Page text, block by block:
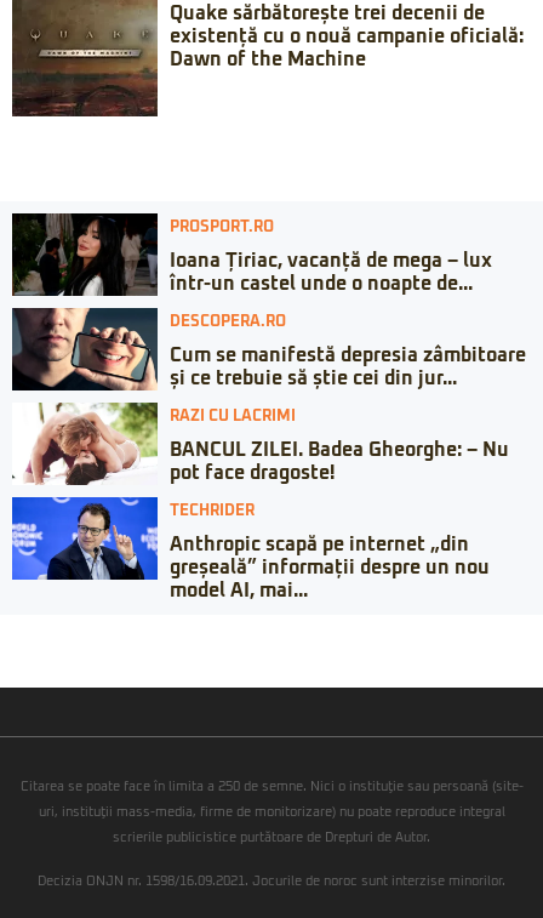
Quake sărbătorește trei decenii de
existență cu o nouă campanie oficială:
Dawn of the Machine
PROSPORT.RO
Ioana Țiriac, vacanță de mega – lux
într-un castel unde o noapte de...
DESCOPERA.RO
Cum se manifestă depresia zâmbitoare
și ce trebuie să știe cei din jur...
RAZI CU LACRIMI
BANCUL ZILEI. Badea Gheorghe: – Nu
pot face dragoste!
TECHRIDER
Anthropic scapă pe internet „din
greșeală” informații despre un nou
model AI, mai...
Citarea se poate face în limita a 250 de semne. Nici o instituţie sau persoană (site-
uri, instituţii mass-media, firme de monitorizare) nu poate reproduce integral
scrierile publicistice purtătoare de Drepturi de Autor.
Decizia ONJN nr. 1598/16.09.2021. Jocurile de noroc sunt interzise minorilor.